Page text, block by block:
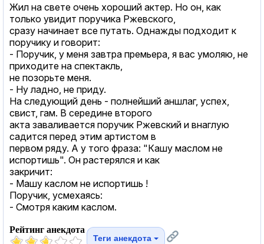
Жил на свете очень хороший актер. Но он, как
только увидит поручика Ржевского,
сразу начинает все путать. Однажды подходит к
поручику и говорит:
- Поручик, у меня завтра премьера, я вас умоляю, не
приходите на спектакль,
не позорьте меня.
- Ну ладно, не приду.
На следующий день - полнейший аншлаг, успех,
свист, гам. В середине второго
акта заваливается поручик Ржевский и внаглую
садится перед этим артистом в
первом ряду. А у того фраза: "Кашу маслом не
испортишь". Он растерялся и как
закричит:
- Машу каслом не испортишь !
Поручик, усмехаясь:
- Смотря каким каслом.
Рейтинг анекдота
Теги анекдота